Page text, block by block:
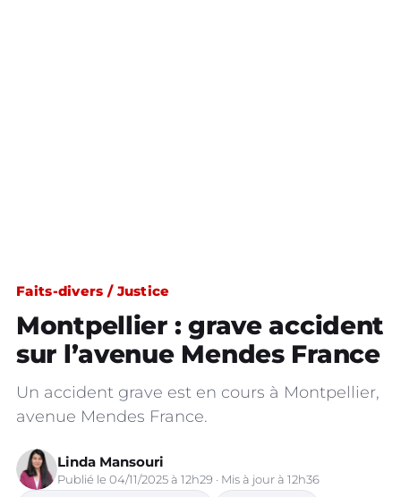
Faits-divers / Justice
Montpellier : grave accident
sur l’avenue Mendes France
Un accident grave est en cours à Montpellier,
avenue Mendes France.
Linda Mansouri
Publié le 04/11/2025 à 12h29 · Mis à jour à 12h36